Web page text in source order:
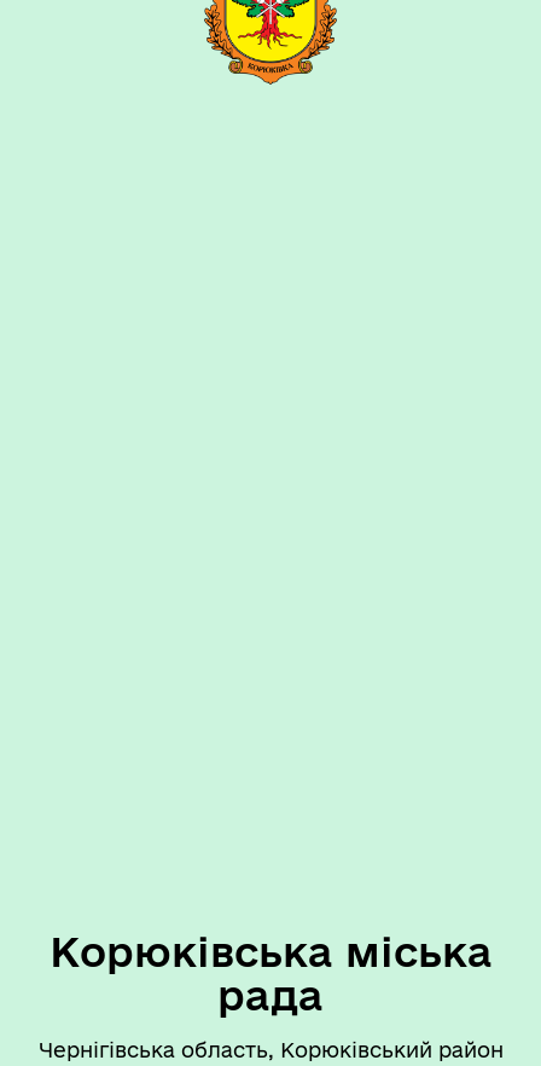
Корюківська міська
рада
Чернігівська область, Корюківський район